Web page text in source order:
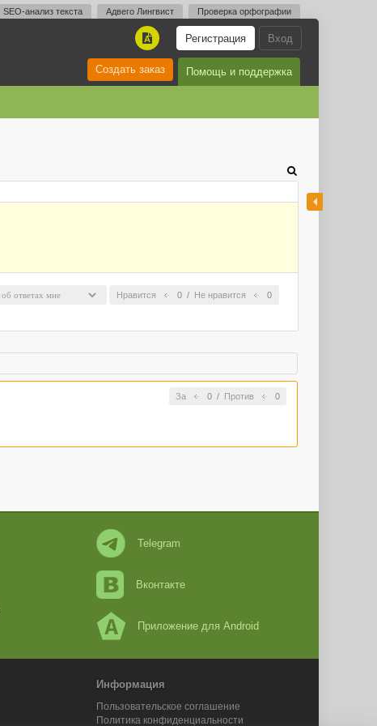
SEO-анализ текста Адвего Лингвист Проверка орфографии
Вход
Регистрация
A
Помощь и поддержка
Создать заказ
Нравится 0 / Не нравится 0
За 0/ Против 0
Telegram
Вконтакте
Приложение для Android
Информация
Пользовательское соглашение
Политика конфиденциальности